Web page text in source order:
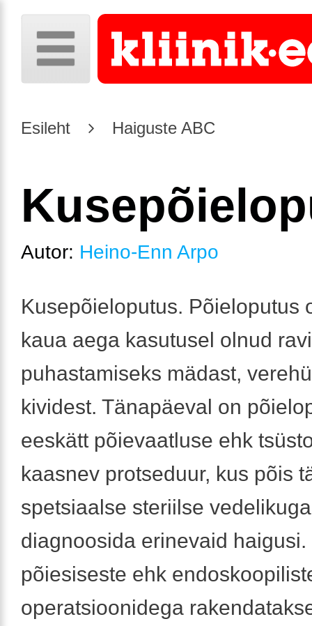
Esileht Haiguste ABC
Autor: Heino-Enn Arpo
Kusepõieloputus. Põieloputus
kaua aega kasutusel olnud
puhastamiseks mädast,
kividest. Tänapäeval on
eeskätt põievaatluse ehk
kaasnev protseduur, kus põis
spetsiaalse steriilse
diagnoosida erinevaid haigusi.
põiesiseste ehk
operatsioonidega